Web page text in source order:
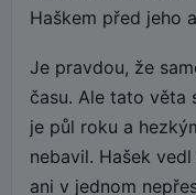
Haškem před jeho
Je pravdou, že
času. Ale tato věta
je půl roku a
nebavil. Hašek
ani v jednom